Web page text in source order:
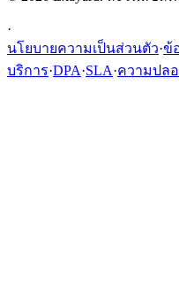
·
นโยบายความเป็นส่วนตัว·ข้
บริการ·DPA·SLA·ความปล